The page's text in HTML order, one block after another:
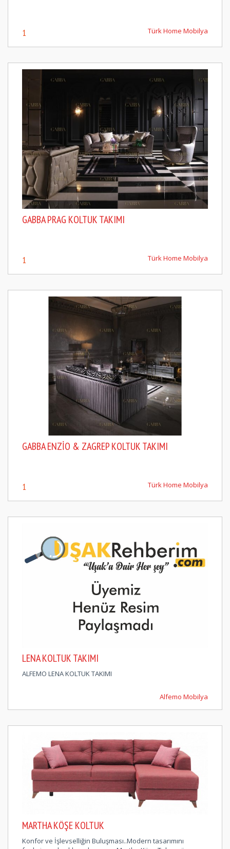
1 Türk Home Mobilya
GABBA PRAG KOLTUK TAKIMI
1 Türk Home Mobilya
GABBA ENZIO & ZAGREP KOLTUK TAKIMI
1 Türk Home Mobilya
LENA KOLTUK TAKIMI
ALFEMO LENA KOLTUK TAKIMI
Alfemo Mobilya
MARTHA KÖŞE KOLTUK
Konfor ve İşlevselliğin Buluşması..Modern tasarımını